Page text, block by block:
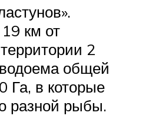
км от
2
общей
Га, в которые
разной рыбы.